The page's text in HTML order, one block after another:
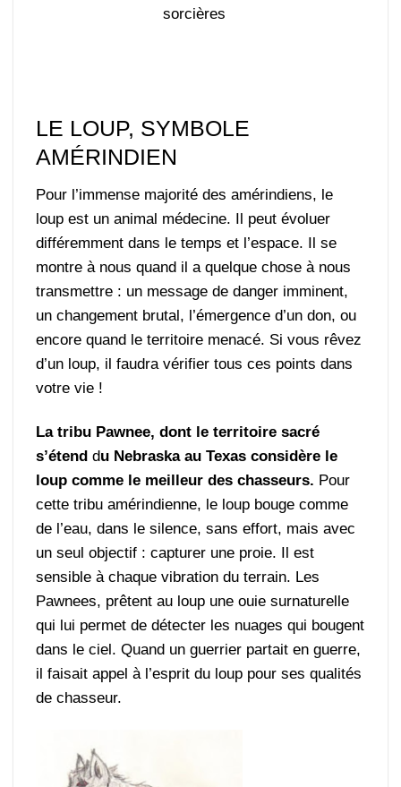
sorcières
LE LOUP, SYMBOLE
AMÉRINDIEN
Pour l’immense majorité des amérindiens, le
loup est un animal médecine. Il peut évoluer
différemment dans le temps et l’espace. Il se
montre à nous quand il a quelque chose à nous
transmettre : un message de danger imminent,
un changement brutal, l’émergence d’un don, ou
encore quand le territoire menacé. Si vous rêvez
d’un loup, il faudra vérifier tous ces points dans
votre vie !
La tribu Pawnee, dont le territoire sacré
s’étenddu Nebraska au Texas considère le
loup comme le meilleur des chasseurs. Pour
cette tribu amérindienne, le loup bouge comme
de l’eau, dans le silence, sans effort, mais avec
un seul objectif : capturer une proie. Il est
sensible à chaque vibration du terrain. Les
Pawnees, prêtent au loup une ouie surnaturelle
qui lui permet de détecter les nuages qui bougent
dans le ciel. Quand un guerrier partait en guerre,
il faisait appel à l’esprit du loup pour ses qualités
de chasseur.